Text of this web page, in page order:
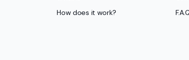
How does it work?